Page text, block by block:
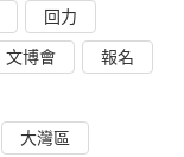
回力
文博會
報名
大灣區